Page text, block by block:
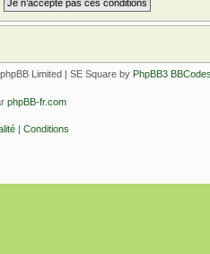
Limited | SE Square by PhpBB3 BBCodes
phpBB-fr.com
| Conditions